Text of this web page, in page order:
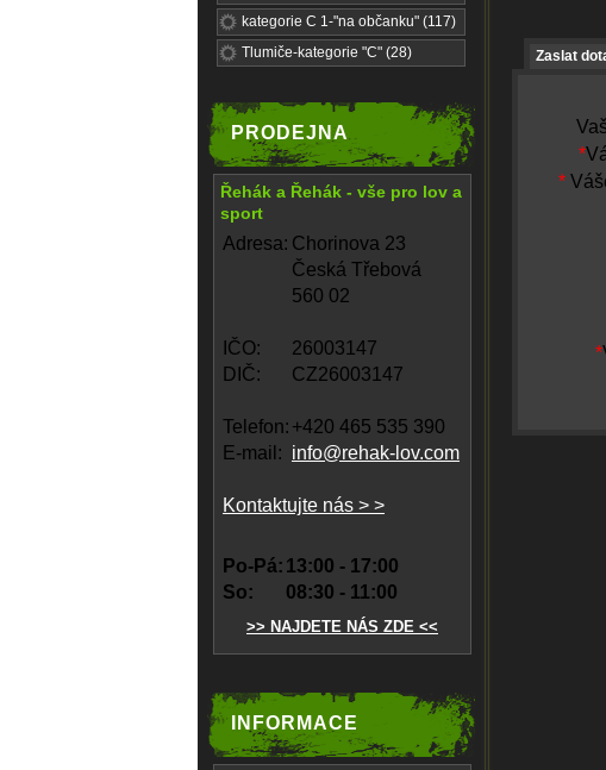
kategorie C 1-"na občanku" (117)
Tlumiče-kategorie "C" (28)
PRODEJNA
Řehák a Řehák - vše pro lov a
sport
Adresa: Chorinova 23
Česká Třebová
560 02
IČO:
26003147
DIČ:
CZ26003147
Telefon: +420 465 535 390
E-mail: info@rehak-lov.com
Kontaktujte nás > >
Po-Pá: 13:00 - 17:00
So:
08:30 - 11:00
>> NAJDETE NÁS ZDE <<
INFORMACE
Zaslat
*
*
*